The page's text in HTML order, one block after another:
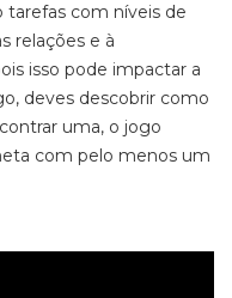
tarefas com níveis de
relações e à
isso pode impactar a
deves descobrir como
uma, o jogo
com pelo menos um